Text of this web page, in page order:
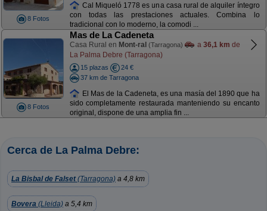
8 Fotos
Cal Miqueló 1778 es una casa rural de alquiler íntegro
con todas las prestaciones actuales. Combina lo
tradicional con lo moderno, la comodi ...
8 Fotos
Mas de La Cadeneta
Casa Rural en Mont-ral (Tarragona) a 36,1 km de
La Palma Debre (Tarragona)
15 plazas
24 €
37 km de Tarragona
El Mas de la Cadeneta, es una masía del 1890 que ha
sido completamente restaurada manteniendo su encanto
original, dispone de una amplia fin ...
Cerca de La Palma Debre:
La Bisbal de Falset(Tarragona) a 4,8 km
Bovera (Lleida) a 5,4 km